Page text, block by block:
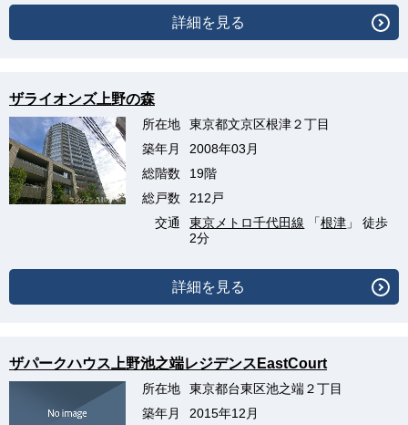
詳細を見る
ザライオンズ上野の森
所在地
東京都文京区根津２丁目
築年月
2008年03月
総階数
19階
総戸数
212戸
交通
東京メトロ千代田線 「根津 」 徒歩
2分
詳細を見る
ザパークハウス上野池之端レジデンスEastCourt
所在地
東京都台東区池之端２丁目
築年月
2015年12月